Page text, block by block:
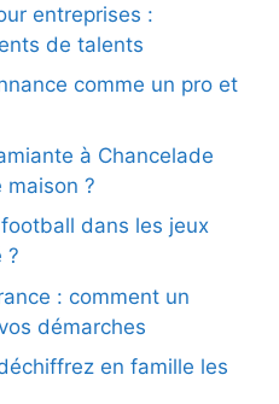
entreprises :
de talents
comme un pro et
à Chancelade
maison ?
dans les jeux
?
: comment un
démarches
en famille les